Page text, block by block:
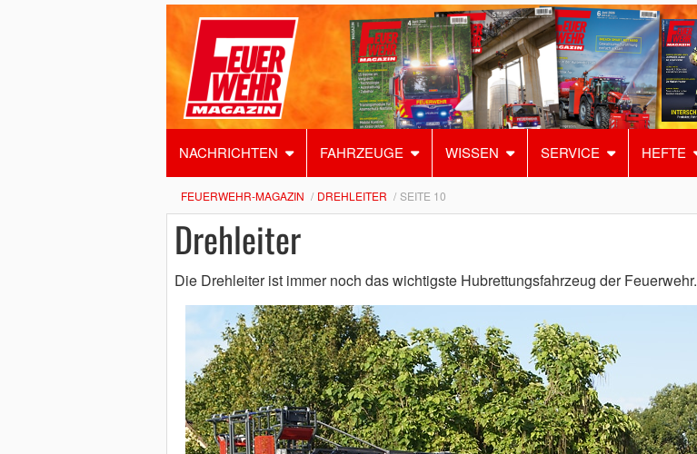
NACHRICHTEN FAHRZEUGE WISSEN SERVICE HEFTE
FEUERWEHR-MAGAZIN DREHLEITER SEITE 10
Drehleiter
Die Drehleiter ist immer noch das wichtigste Hubrettungsfahrzeug der Feuerwehr.